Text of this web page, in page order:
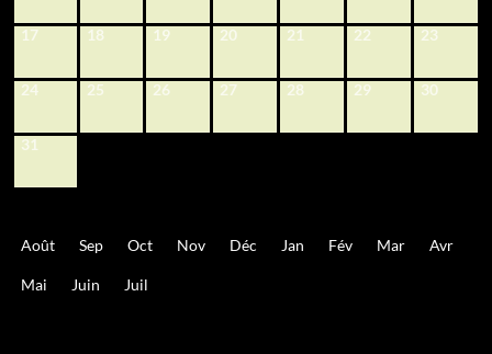
17 18 19 20 21 22 23
24 25 26 27 28 29 30
31
Août Sep Oct Nov Déc Jan Fév Mar Avr
Mai Juin Juil